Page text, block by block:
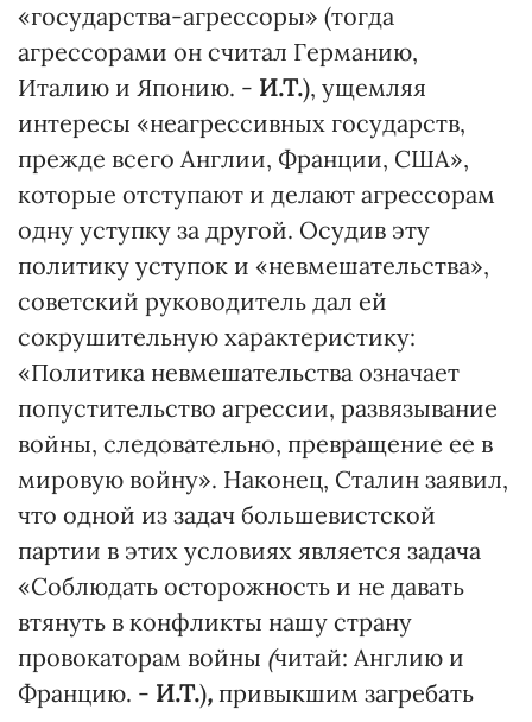
«государства-агрессоры» (тогда
агрессорами он считал Германию,
Италию и Японию. - И.Т.), ущемляя
интересы «неагрессивных государств,
прежде всего Англии, Франции, США»,
которые отступают и делают агрессорам
одну уступку за другой. Осудив эту
политику уступок и «невмешательства»,
советский руководитель дал ей
сокрушительную характеристику:
«Политика невмешательства означает
попустительство агрессии, развязывание
войны, следовательно, превращение ее в
мировую войну». Наконец, Сталин заявил,
что одной из задач большевистской
партии в этих условиях является задача
«Соблюдать осторожность и не давать
втянуть в конфликты нашу страну
провокаторам войны (читай: Англию и
Францию. - И.Т.), привыкшим загребать